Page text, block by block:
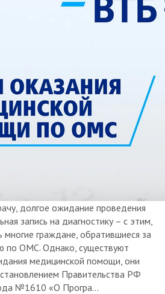
долгое ожидание проведения
запись на диагностику – с этим,
многие граждане, обратившиеся за
по ОМС. Однако, существуют
медицинской помощи, они
Правительства РФ
№1610 «О Програ...